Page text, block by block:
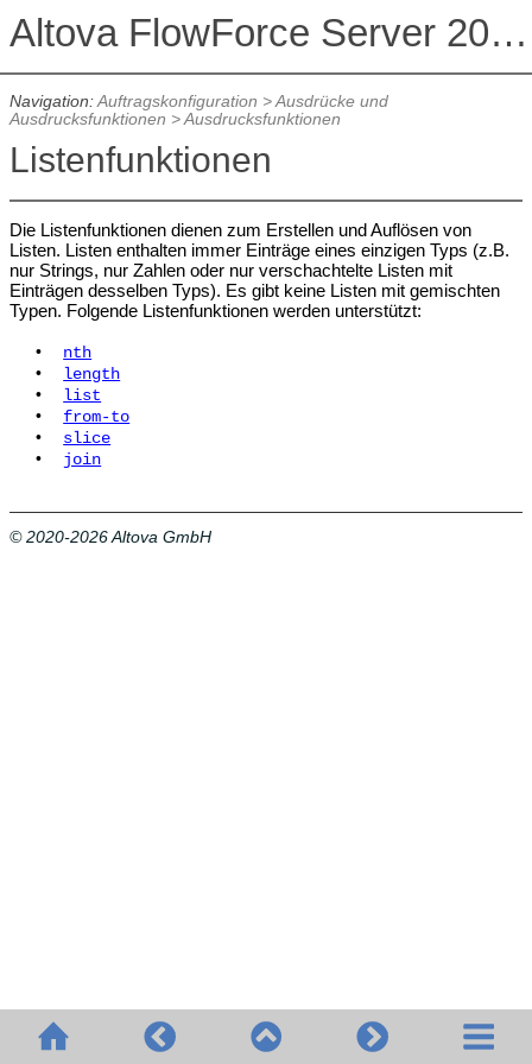
Altova FlowForce Server 2026 Advanced Edition
Navigation:Auftragskonfiguration >Ausdrücke und
Ausdrucksfunktionen >Ausdrucksfunktionen
Listenfunktionen
Die Listenfunktionen dienen zum Erstellen und Auflösen von
Listen. Listen enthalten immer Einträge eines einzigen Typs (z.B.
nur Strings, nur Zahlen oder nur verschachtelte Listen mit
Einträgen desselben Typs). Es gibt keine Listen mit gemischten
Typen. Folgende Listenfunktionen werden unterstützt:
•
nth
•
length
•
list
•
from-to
•
slice
•
join
© 2020-2026 Altova GmbH